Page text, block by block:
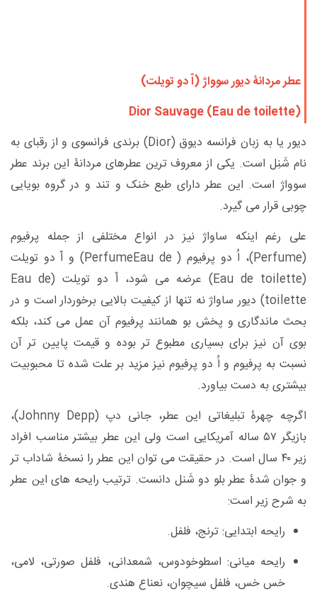
عطر مردانۀ دیور سوواژ (اّ دو تویلت)
Dior Sauvage (Eau de toilette)
دیور یا به زبان فرانسه دیوق (Dior) برندی فرانسوی و از رقبای به
نام شَنِل است. یکی از معروف ترین عطرهای مردانۀ این برند عطر
سوواژ است. این عطر دارای طبع خنک و تند و در گروه بویایی
چوبی قرار می گیرد.
علی رغم اینکه ساواژ نیز در انواع مختلفی از جمله پرفیوم
(
Perfume
)، اُ دو پرفیوم (
Eau de
Perfume
) و اّ دو تویلت
(
Eau de toilette
) عرضه می شود، اّ دو تویلت (
Eau de
toilette
) دیور ساواژ نه تنها از کیفیت بالایی برخوردار است و در
بحث ماندگاری و پخش بو همانند پرفیوم آن عمل می کند، بلکه
بوی آن نیز برای بسیاری مطبوع تر بوده و قیمت پایین تر آن
نسبت به پرفیوم و اُ دو پرفیوم نیز مزید بر علت شده تا محبوبیت
بیشتری به دست بیاورد.
اگرچه چهرۀ تبلیغاتی این عطر، جانی دپ (Johnny Depp)،
بازیگر ۵۷ ساله آمریکایی است ولی این عطر بیشتر مناسب افراد
زیر ۴۰ سال است. در حقیقت می توان این عطر را نسخۀ شاداب تر
و جوان شدۀ عطر بلو دو شَنل دانست. ترتیب رایحه های این عطر
به شرح زیر است:
رایحه ابتدایی: ترنج، فلفل.
رایحه میانی: اسطوخودوس، شمعدانی، فلفل صورتی، لامی،
خس خس، فلفل سیچوان، نعناع هندی.